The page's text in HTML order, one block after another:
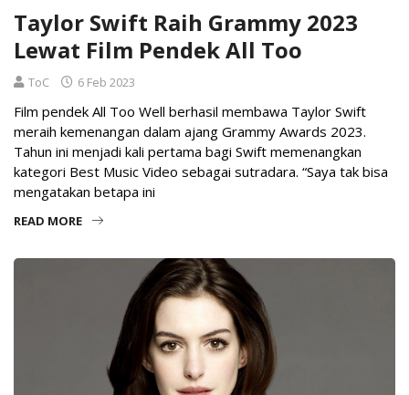
Taylor Swift Raih Grammy 2023
Lewat Film Pendek All Too
ToC 6 Feb 2023
Film pendek All Too Well berhasil membawa Taylor Swift
meraih kemenangan dalam ajang Grammy Awards 2023.
Tahun ini menjadi kali pertama bagi Swift memenangkan
kategori Best Music Video sebagai sutradara. “Saya tak bisa
mengatakan betapa ini
READ MORE